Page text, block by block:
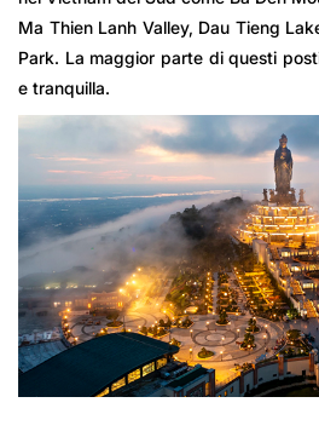
Ma Thien Lanh Valley, Dau Tieng
Park. La maggior parte di questi
e tranquilla.